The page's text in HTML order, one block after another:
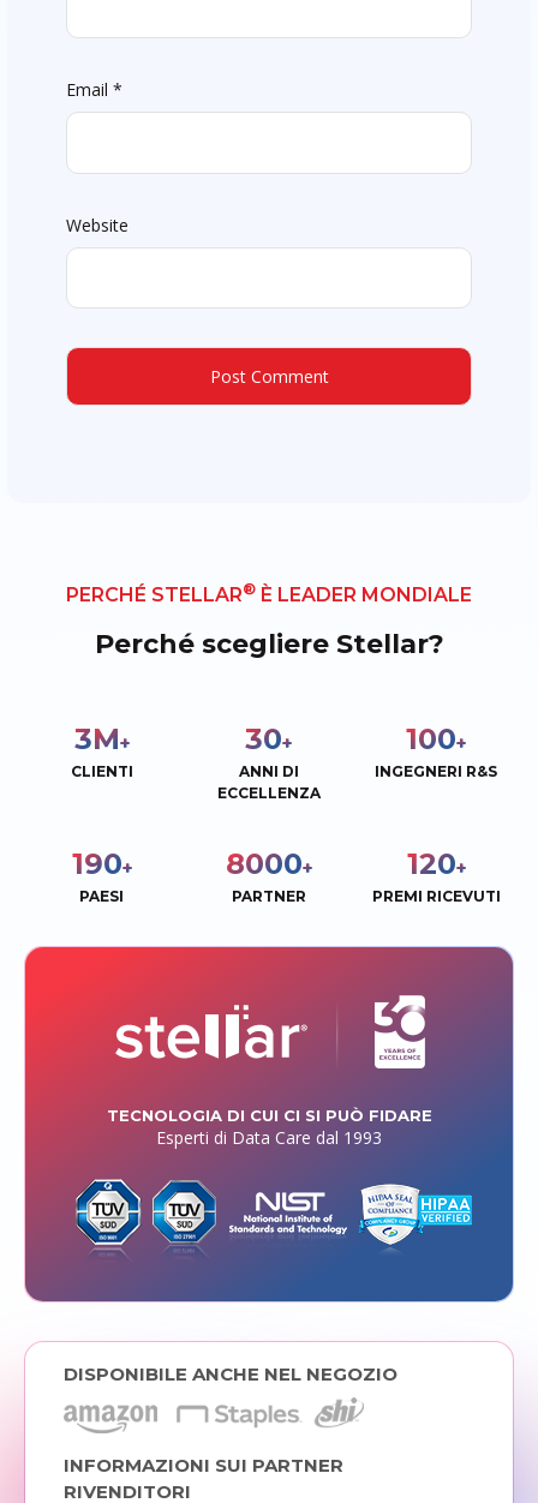
Email *
Website
PERCHÉ STELLAR® È LEADER MONDIALE
Perché scegliere Stellar?
3M+
CLIENTI
30+
ANNI DI
ECCELLENZA
100+
INGEGNERI R&S
190+
PAESI
8000+
PARTNER
120+
PREMI RICEVUTI
TECNOLOGIA DI CUI CI SI PUÒ FIDARE
Esperti di Data Care dal 1993
DISPONIBILE ANCHE NEL NEGOZIO
INFORMAZIONI SUI PARTNER
RIVENDITORI